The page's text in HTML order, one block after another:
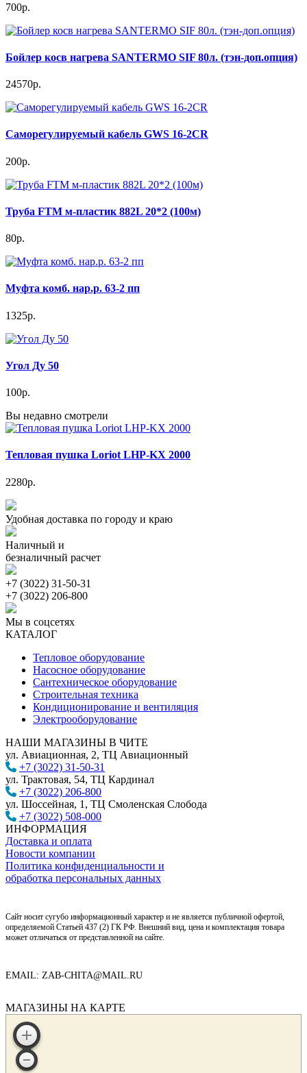
700р.
Бойлер косв нагрева SANTERMO SIF 80л. (тэн-доп.опция)
24570р.
Саморегулируемый кабель GWS 16-2CR
200р.
Труба FTM м-пластик 882L 20*2 (100м)
80р.
Муфта комб. нар.р. 63-2 пп
1325р.
Угол Ду 50
100р.
Вы недавно смотрели
Тепловая пушка Loriot LHP-KX 2000
2280р.
Удобная доставка по городу и краю
Наличный и
безналичный расчет
+7 (3022) 31-50-31
+7 (3022) 206-800
Мы в соцсетях
КАТАЛОГ
Тепловое оборудование
Насосное оборудование
Сантехническое оборудование
Строительная техника
Кондиционирование и вентиляция
Электрооборудование
НАШИ МАГАЗИНЫ В ЧИТЕ
ул. Авиационная, 2, ТЦ Авиационный
+7 (3022) 31-50-31
ул. Трактовая, 54, ТЦ Кардинал
+7 (3022) 206-800
ул. Шоссейная, 1, ТЦ Смоленская Слобода
+7 (3022) 508-000
ИНФОРМАЦИЯ
Доставка и оплата
Новости компании
Политика конфиденциальности и
обработка персональных данных
Сайт носит сугубо информационный характер и не является публичной офертой,
определяемой Статьей 437 (2) ГК РФ. Внешний вид, цена и комплектация товара
может отличаться от представленной на сайте.
EMAIL: ZAB-CHITA@MAIL.RU
МАГАЗИНЫ НА КАРТЕ